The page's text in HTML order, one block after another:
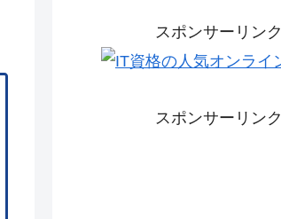
スポンサーリンク
スポンサーリンク